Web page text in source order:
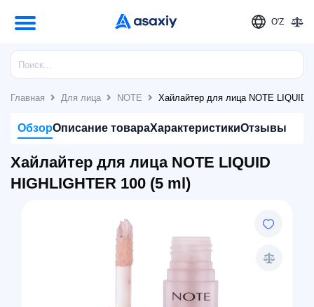
O'Z
Главная Для лица NOTE Хайлайтер для лица NOTE LIQUID
ОбзорОписание товараХарактеристикиОтзывы
Хайлайтер для лица NOTE LIQUID
HIGHLIGHTER 100 (5 ml)